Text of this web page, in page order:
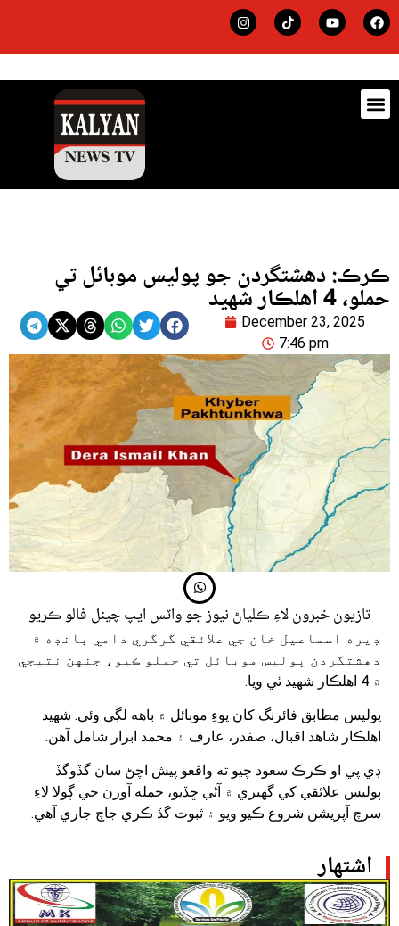
اشتهار
ڪرڪ: دهشتگردن جو پوليس موبائل تي
حملو، 4 اهلڪار شهيد
December 23, 2025
7:46 pm
تازيون خبرون لاءِ ڪلياڻ نيوز جو واٽس ايپ چينل فالو ڪريو
ڊيره اسماعيل خان جي علائقي گرگري دامي بانڊه ۾
دهشتگردن پوليس موبائل تي حملو ڪيو، جنهن نتيجي
۾ 4 اهلڪار شهيد ٿي ويا.
پوليس مطابق فائرنگ کان پوءِ موبائل ۾ باهه لڳي وئي. شهيد
اهلڪار شاهد اقبال، صفدر، عارف ۽ محمد ابرار شامل آهن.
ڊي پي او ڪرڪ سعود چيو ته واقعو پيش اچڻ سان گڏوگڏ
پوليس علائقي کي گهيري ۾ آڻي ڇڏيو، حمله آورن جي ڳولا لاءِ
سرچ آپريشن شروع ڪيو ويو ۽ ثبوت گڏ ڪري جاچ جاري آهي.